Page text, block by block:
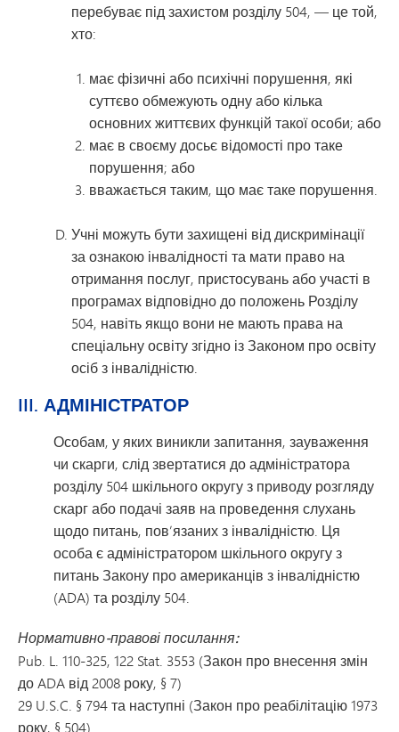
перебуває під захистом розділу 504, — це той,
хто:
має фізичні або психічні порушення, які
суттєво обмежують одну або кілька
основних життєвих функцій такої особи; або
має в своєму досьє відомості про таке
порушення; або
вважається таким, що має таке порушення.
Учні можуть бути захищені від дискримінації
за ознакою інвалідності та мати право на
отримання послуг, пристосувань або участі в
програмах відповідно до положень Розділу
504, навіть якщо вони не мають права на
спеціальну освіту згідно із Законом про освіту
осіб з інвалідністю.
III. АДМІНІСТРАТОР
Особам, у яких виникли запитання, зауваження
чи скарги, слід звертатися до адміністратора
розділу 504 шкільного округу з приводу розгляду
скарг або подачі заяв на проведення слухань
щодо питань, пов’язаних з інвалідністю. Ця
особа є адміністратором шкільного округу з
питань Закону про американців з інвалідністю
(ADA) та розділу 504.
Нормативно-правові посилання:
Pub. L. 110-325, 122 Stat. 3553 (Закон про внесення змін
до ADA від 2008 року, § 7)
29 U.S.C. § 794 та наступні (Закон про реабілітацію 1973
року, § 504)